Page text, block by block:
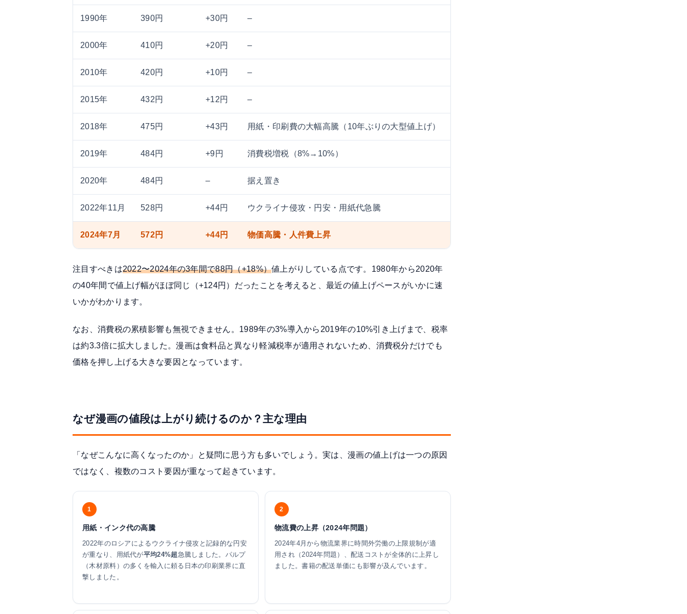
1990年 390円 +30円 –
2000年 410円 +20円 –
2010年 420円 +10円 –
2015年 432円 +12円 –
2018年 475円 +43円 用紙・印刷費の大幅高騰（10年ぶりの大型値上げ）
2019年 484円 +9円 消費税増税（8%→10%）
2020年 484円 – 据え置き
2022年11月 528円 +44円 ウクライナ侵攻・円安・用紙代急騰
2024年7月 572円 +44円 物価高騰・人件費上昇
注目すべきは2022〜2024年の3年間で88円（+18%）値上がりしている点です。1980年から2020年
の40年間で値上げ幅がほぼ同じ（+124円）だったことを考えると、最近の値上げペースがいかに速
いかがわかります。
なお、消費税の累積影響も無視できません。1989年の3%導入から2019年の10%引き上げまで、税率
は約3.3倍に拡大しました。漫画は食料品と異なり軽減税率が適用されないため、消費税分だけでも
価格を押し上げる大きな要因となっています。
なぜ漫画の値段は上がり続けるのか？主な理由
「なぜこんなに高くなったのか」と疑問に思う方も多いでしょう。実は、漫画の値上げは一つの原因
ではなく、複数のコスト要因が重なって起きています。
1
用紙・インク代の高騰
2022年のロシアによるウクライナ侵攻と記録的な円安
が重なり、用紙代が平均24%超急騰しました。パルプ
（木材原料）の多くを輸入に頼る日本の印刷業界に直
撃しました。
2
物流費の上昇（2024年問題）
2024年4月から物流業界に時間外労働の上限規制が適
用され（2024年問題）、配送コストが全体的に上昇し
ました。書籍の配送単価にも影響が及んでいます。